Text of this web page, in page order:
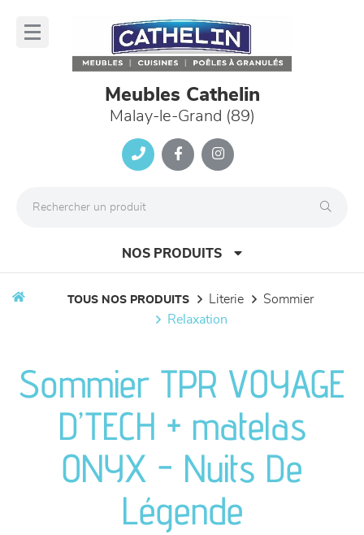
Meubles Cathelin
Malay-le-Grand (89)
NOS PRODUITS
séjours
meubles de complément
chambres et dressing
TOUS NOS PRODUITS literie
sommier
relaxation
Sommier TPR VOYAGE
D’TECH + matelas
ONYX - Nuits De
Légende